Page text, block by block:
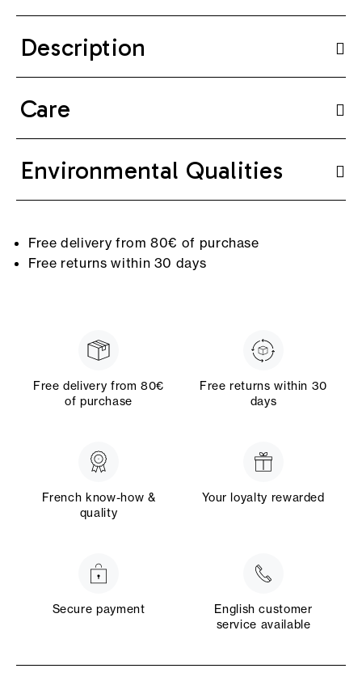
Description
Care
Environmental Qualities
Free delivery from 80€ of purchase
Free returns within 30 days
Free delivery from 80€
of purchase
Free returns within 30
days
French know-how &
quality
Your loyalty rewarded
Secure payment
English customer
service available